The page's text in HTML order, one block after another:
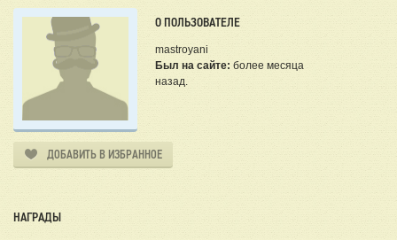
О ПОЛЬЗОВАТЕЛЕ
mastroyani
Был на сайте: более месяца
назад.
ДОБАВИТЬ В ИЗБРАННОЕ
НАГРАДЫ